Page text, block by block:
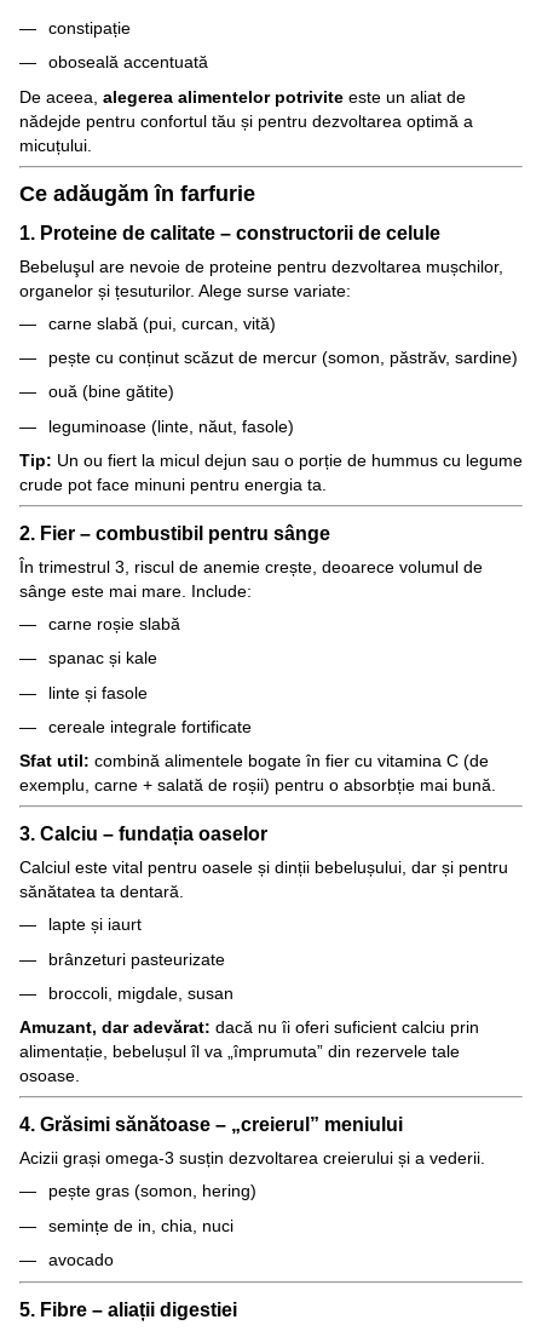
constipație
oboseală accentuată
De aceea, alegerea alimentelor potrivite este un aliat de
nădejde pentru confortul tău și pentru dezvoltarea optimă a
micuțului.
Ce adăugăm în farfurie
1. Proteine de calitate – constructorii de celule
Bebeluşul are nevoie de proteine pentru dezvoltarea mușchilor,
organelor și țesuturilor. Alege surse variate:
carne slabă (pui, curcan, vită)
pește cu conținut scăzut de mercur (somon, păstrăv, sardine)
ouă (bine gătite)
leguminoase (linte, năut, fasole)
Tip: Un ou fiert la micul dejun sau o porție de hummus cu legume
crude pot face minuni pentru energia ta.
2. Fier – combustibil pentru sânge
În trimestrul 3, riscul de anemie crește, deoarece volumul de
sânge este mai mare. Include:
carne roșie slabă
spanac și kale
linte și fasole
cereale integrale fortificate
Sfat util: combină alimentele bogate în fier cu vitamina C (de
exemplu, carne + salată de roșii) pentru o absorbție mai bună.
3. Calciu – fundația oaselor
Calciul este vital pentru oasele și dinții bebelușului, dar și pentru
sănătatea ta dentară.
lapte și iaurt
brânzeturi pasteurizate
broccoli, migdale, susan
Amuzant, dar adevărat: dacă nu îi oferi suficient calciu prin
alimentație, bebelușul îl va „împrumuta” din rezervele tale
osoase.
4. Grăsimi sănătoase – „creierul” meniului
Acizii grași omega-3 susțin dezvoltarea creierului și a vederii.
pește gras (somon, hering)
semințe de in, chia, nuci
avocado
5. Fibre – aliații digestiei